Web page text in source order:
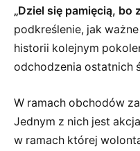
„Dziel się pamięcią, bo
podkreślenie, jak
historii kolejnym
odchodzenia ostatnich
W ramach obchodów
Jednym z nich jest
w ramach której